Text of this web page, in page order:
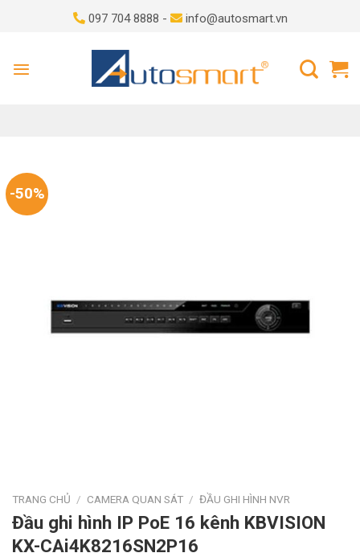
097 704 8888 - info@autosmart.vn
-50%
TRANG CHỦ / CAMERA QUAN SÁT / ĐẦU GHI HÌNH NVR
Đầu ghi hình IP PoE 16 kênh KBVISION
KX-CAi4K8216SN2P16